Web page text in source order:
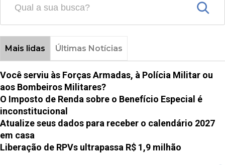
Mais lidas Últimas Notícias
Você serviu às Forças Armadas, à Polícia Militar ou
aos Bombeiros Militares?
O Imposto de Renda sobre o Benefício Especial é
inconstitucional
Atualize seus dados para receber o calendário 2027
em casa
Liberação de RPVs ultrapassa R$ 1,9 milhão